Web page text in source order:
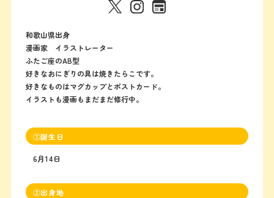
和歌山県出身
漫画家 イラストレーター
ふたご座のAB型
好きなおにぎりの具は焼きたらこです。
好きなものはマグカップとポストカード。
イラストも漫画もまだまだ修行中。
①誕生日
6月14日
②出身地